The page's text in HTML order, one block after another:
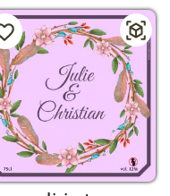
sie auch unsere
,etiketten für
zumaterialien und